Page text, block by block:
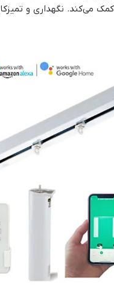
می‌کند. نگهداری و